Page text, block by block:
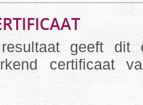
geeft dit
certificaat